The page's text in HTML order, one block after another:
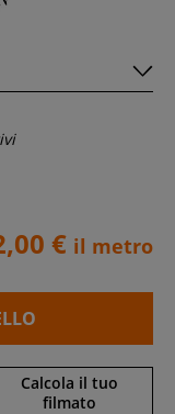
€ il metro
Calcola il tuo
filmato